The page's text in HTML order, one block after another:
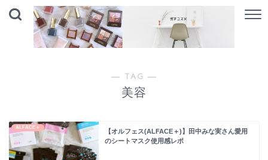
― TAG ―
美容
ALFACE＋
【オルフェス(ALFACE＋)】田中みな実さん愛用
のシートマスク使用感レポ